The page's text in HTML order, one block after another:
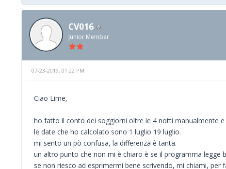
CV016
Junior Member
07-23-2019, 01:22 PM
Ciao Lime,
ho fatto il conto dei soggiorni oltre le 4 notti manualmente
le date che ho calcolato sono 1 luglio 19 luglio.
mi sento un pò confusa, la differenza è tanta.
un altro punto che non mi è chiaro è se il programma legge
se non riesco ad esprimermi bene scrivendo, mi chiami, per